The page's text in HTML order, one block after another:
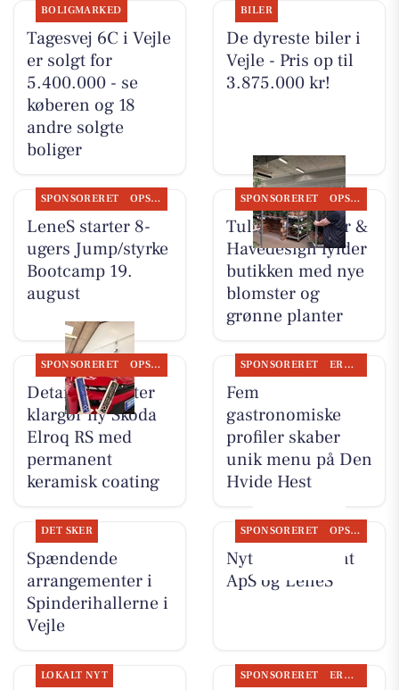
BOLIGMARKED
Tagesvej 6C i Vejle
er solgt for
5.400.000 - se
køberen og 18
andre solgte
boliger
BILER
De dyreste biler i
Vejle - Pris op til
3.875.000 kr!
SPONSORERET OPSLAGSTAVLEN
LeneS starter 8-
ugers Jump/styrke
Bootcamp 19.
august
SPONSORERET OPSLAGSTAVLEN
Tulipa Blomster &
Havedesign fylder
butikken med nye
blomster og
grønne planter
SPONSORERET OPSLAGSTAVLEN
Detailing Center
klargør ny Skoda
Elroq RS med
permanent
keramisk coating
SPONSORERET ERHVERV
Fem
gastronomiske
profiler skaber
unik menu på Den
Hvide Hest
DET SKER
Spændende
arrangementer i
Spinderihallerne i
Vejle
SPONSORERET OPSLAGSTAVLEN
Nyt fra Fairpaint
ApS og LeneS
LOKALT NYT SPONSORERET ERHVERV